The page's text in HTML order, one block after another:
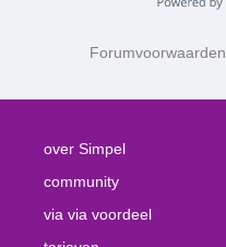
Forumvoorwaarden
over Simpel
community
via via voordeel